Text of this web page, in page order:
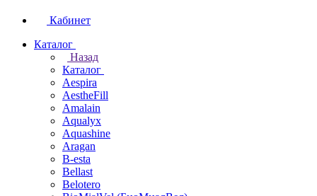
Кабинет
Каталог
Назад
Каталог
Aespira
AestheFill
Amalain
Aqualyx
Aquashine
Aragan
B-esta
Bellast
Belotero